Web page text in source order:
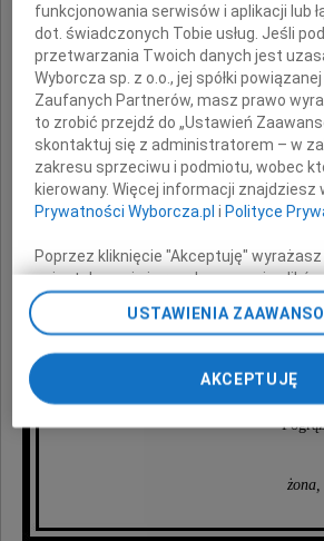
wyprowadzenie
w dniu 18 grudnia 2015 roku
do kościoła św.
Po mszy świętej
funkcjonowania serwisów i aplikacji lub
dot. świadczonych Tobie usług. Jeśli
przetwarzania Twoich danych jest
Wyborcza sp. z o.o., jej spółki
Zaufanych Partnerów, masz prawo
to zrobić przejdź do „Ustawień
skontaktuj się z administratorem – w
zakresu sprzeciwu i podmiotu, wobec
kierowany. Więcej informacji znajdziesz
Prywatności Wyborcza.pl i Polityce
Poprzez kliknięcie "Akceptuję"
zainstalowanie i przechowywanie
Wyborczej sp. z o. o. jej Zaufanych
na Twoim urządzeniu końcowym.
ponownie wywołując narzędzie do
preferencjami dot. przetwarzania
przechodząc do sekcji „Ustawienia
USTAWIENIA
AKCEPTUJĘ